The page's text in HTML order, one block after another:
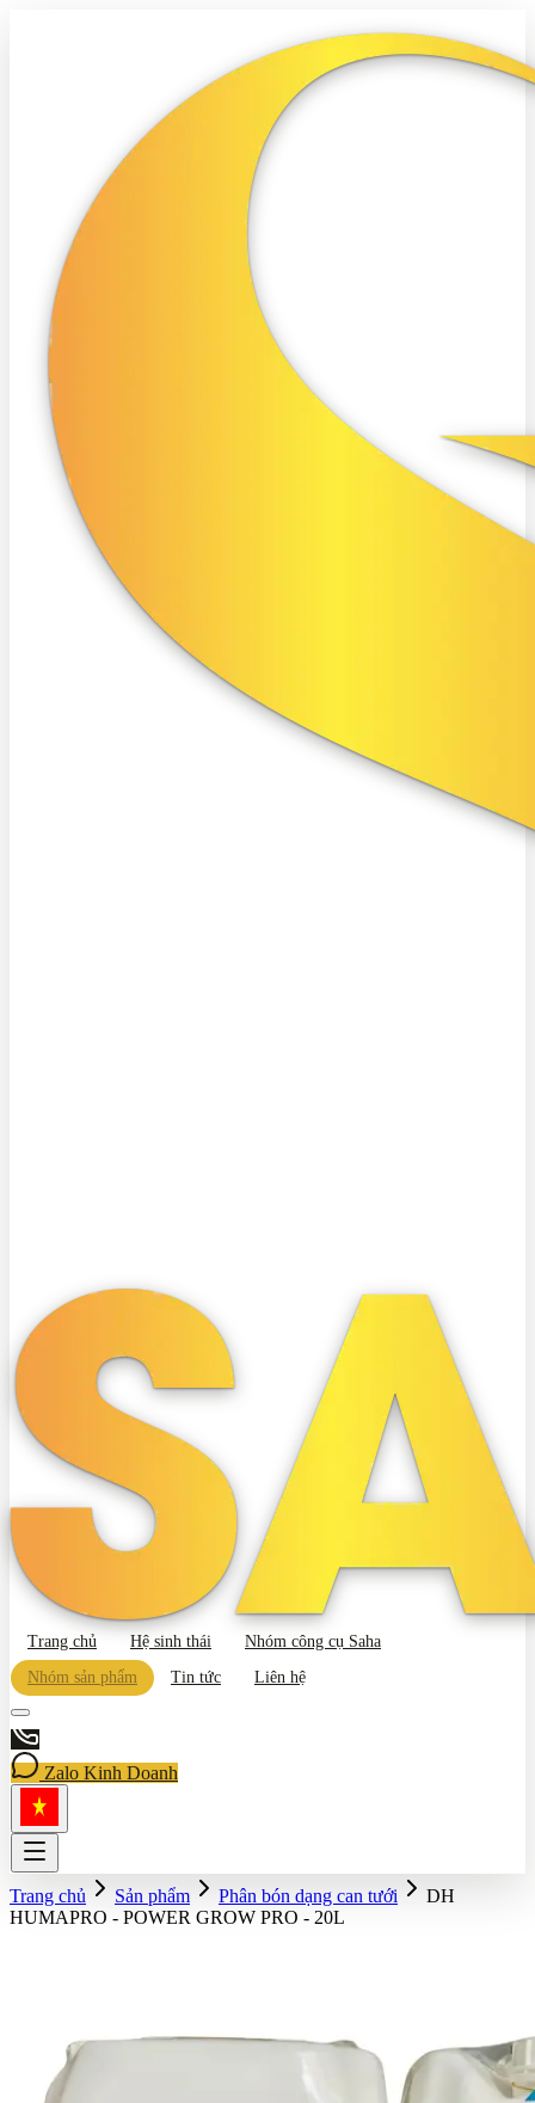
Trang chủ Hệ sinh thái
Nhóm công cụ Saha
Nhóm sản phẩm
Tin tức Liên hệ
Zalo Kinh Doanh
Trang chủ Sản phẩm Phân bón dạng can tưới
DH
HUMAPRO - POWER GROW PRO - 20L